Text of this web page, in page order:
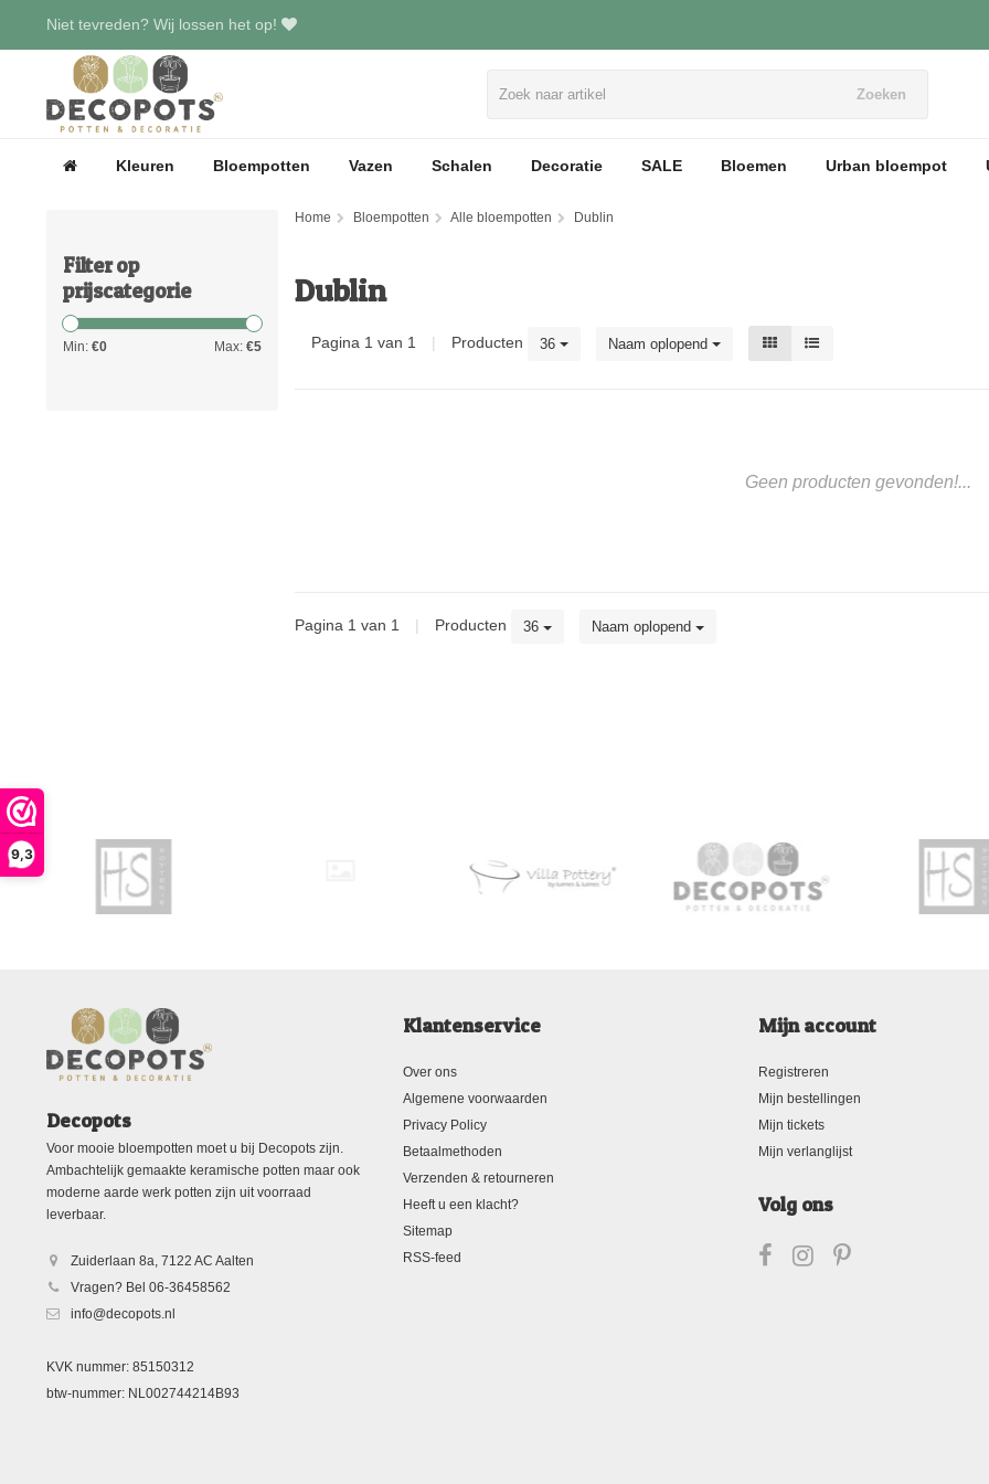
9,3
Niet tevreden? Wij lossen het op!
Zoeken
Kleuren Bloempotten Vazen Schalen Decoratie SALE Bloemen Urban bloempot
Filter op
prijscategorie
Min: €0 Max: €5
Home Bloempotten Alle bloempotten Dublin
Dublin
Pagina 1 van 1 | Producten 36 Naam oplopend
Geen producten gevonden!...
Pagina 1 van 1 | Producten 36 Naam oplopend
Decopots
Voor mooie bloempotten moet u bij Decopots zijn.
Ambachtelijk gemaakte keramische potten maar ook
moderne aarde werk potten zijn uit voorraad
leverbaar.
Zuiderlaan 8a, 7122 AC Aalten
Vragen? Bel 06-36458562
info@decopots.nl
KVK nummer: 85150312
btw-nummer: NL002744214B93
Klantenservice
Over ons
Algemene voorwaarden
Privacy Policy
Betaalmethoden
Verzenden & retourneren
Heeft u een klacht?
Sitemap
RSS-feed
Mijn account
Registreren
Mijn bestellingen
Mijn tickets
Mijn verlanglijst
Volg ons